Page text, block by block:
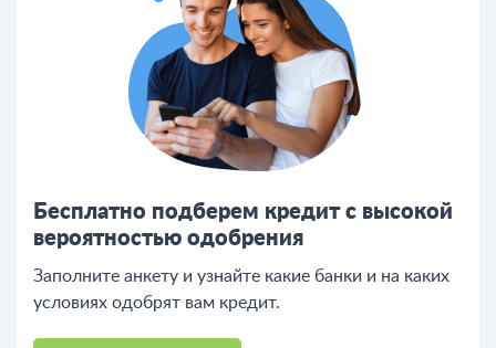
Бесплатно подберем кредит с высокой
вероятностью одобрения
Заполните анкету и узнайте какие банки и на каких
условиях одобрят вам кредит.